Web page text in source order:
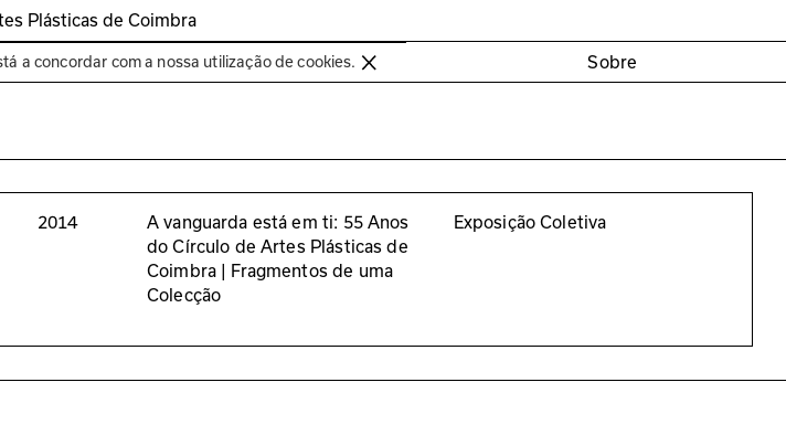
Plásticas de Coimbra
Bienal de Coimbra Sobre
a concordar com a nossa utilização de cookies.
2014
A vanguarda está em ti: 55 Anos
do Círculo de Artes Plásticas de
Coimbra | Fragmentos de uma
Colecção
Exposição Coletiva